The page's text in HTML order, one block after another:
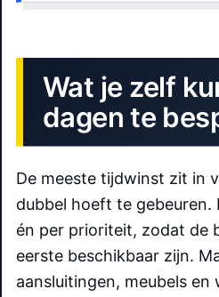
Wat je zelf
dagen te
De meeste tijdwinst zit in
dubbel hoeft te gebeuren.
én per prioriteit, zodat de
eerste beschikbaar zijn.
aansluitingen, meubels en